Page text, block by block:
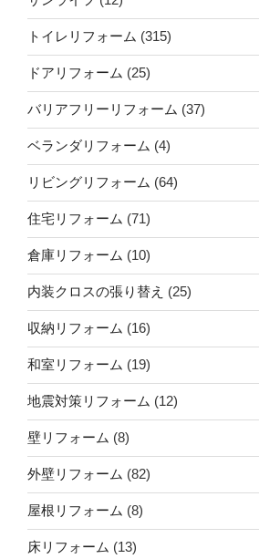
トイレリフォーム (315)
ドアリフォーム (25)
バリアフリーリフォーム (37)
ベランダリフォーム (4)
リビングリフォーム (64)
住宅リフォーム (71)
倉庫リフォーム (10)
内装クロスの張り替え (25)
収納リフォーム (16)
和室リフォーム (19)
地震対策リフォーム (12)
壁リフォーム (8)
外壁リフォーム (82)
屋根リフォーム (8)
床リフォーム (13)